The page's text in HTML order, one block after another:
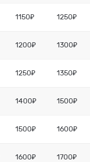
1150₽ 1250₽
1200₽ 1300₽
1250₽ 1350₽
1400₽ 1500₽
1500₽ 1600₽
1600₽ 1700₽